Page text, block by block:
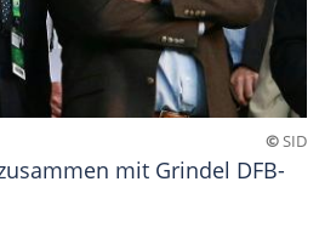
©SID
mit Grindel DFB-